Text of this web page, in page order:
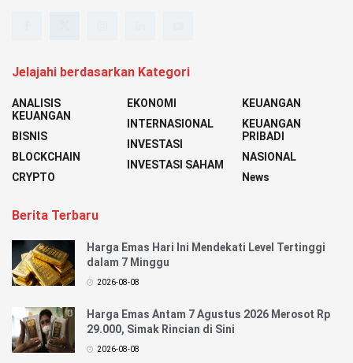
Jelajahi berdasarkan Kategori
ANALISIS
KEUANGAN
BISNIS
BLOCKCHAIN
CRYPTO
EKONOMI
INTERNASIONAL
INVESTASI
INVESTASI SAHAM
KEUANGAN
KEUANGAN
PRIBADI
NASIONAL
News
Berita Terbaru
Harga Emas Hari Ini Mendekati Level Tertinggi
dalam 7 Minggu
2026-08-08
Harga Emas Antam 7 Agustus 2026 Merosot Rp
29.000, Simak Rincian di Sini
2026-08-08